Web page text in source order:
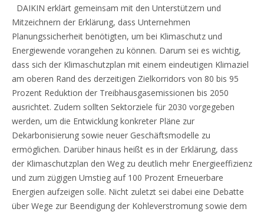
DAIKIN erklärt gemeinsam mit den Unterstützern und
Mitzeichnern der Erklärung, dass Unternehmen
Planungssicherheit benötigten, um bei Klimaschutz und
Energiewende vorangehen zu können. Darum sei es wichtig,
dass sich der Klimaschutzplan mit einem eindeutigen Klimaziel
am oberen Rand des derzeitigen Zielkorridors von 80 bis 95
Prozent Reduktion der Treibhausgasemissionen bis 2050
ausrichtet. Zudem sollten Sektorziele für 2030 vorgegeben
werden, um die Entwicklung konkreter Pläne zur
Dekarbonisierung sowie neuer Geschäftsmodelle zu
ermöglichen. Darüber hinaus heißt es in der Erklärung, dass
der Klimaschutzplan den Weg zu deutlich mehr Energieeffizienz
und zum zügigen Umstieg auf 100 Prozent Erneuerbare
Energien aufzeigen solle. Nicht zuletzt sei dabei eine Debatte
über Wege zur Beendigung der Kohleverstromung sowie dem